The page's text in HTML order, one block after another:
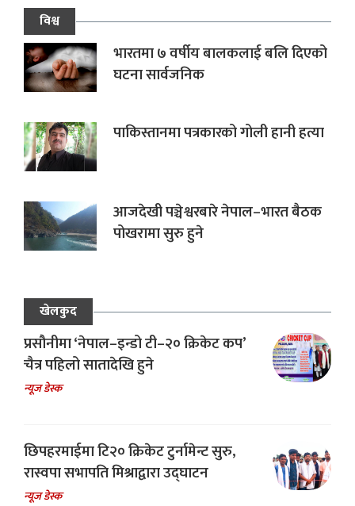
विश्व
भारतमा ७ वर्षीय बालकलाई बलि दिएको
घटना सार्वजनिक
पाकिस्तानमा पत्रकारको गोली हानी हत्या
आजदेखी पञ्चेश्वरबारे नेपाल–भारत बैठक
पोखरामा सुरु हुने
खेलकुद
प्रसौनीमा ‘नेपाल–इन्डो टी–२० क्रिकेट कप’
चैत्र पहिलो सातादेखि हुने
न्यूज डेस्क
छिपहरमाईमा टि२० क्रिकेट टुर्नामेन्ट सुरु,
रास्वपा सभापति मिश्राद्वारा उद्घाटन
न्यूज डेस्क